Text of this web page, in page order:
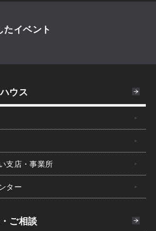
イベント
ウス
支店・事業所
ター
ご相談